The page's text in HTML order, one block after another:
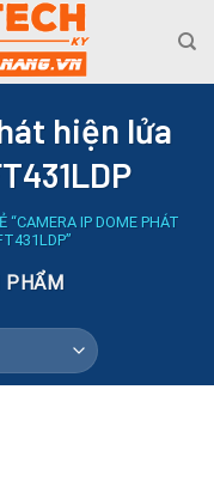
hiện lửa
IP DOME PHÁT
PHẨM